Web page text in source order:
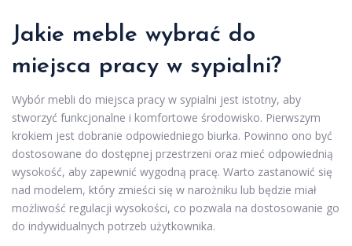
Jakie meble wybrać do
miejsca pracy w sypialni?
Wybór mebli do miejsca pracy w sypialni jest istotny, aby
stworzyć funkcjonalne i komfortowe środowisko. Pierwszym
krokiem jest dobranie odpowiedniego biurka. Powinno ono być
dostosowane do dostępnej przestrzeni oraz mieć odpowiednią
wysokość, aby zapewnić wygodną pracę. Warto zastanowić się
nad modelem, który zmieści się w narożniku lub będzie miał
możliwość regulacji wysokości, co pozwala na dostosowanie go
do indywidualnych potrzeb użytkownika.